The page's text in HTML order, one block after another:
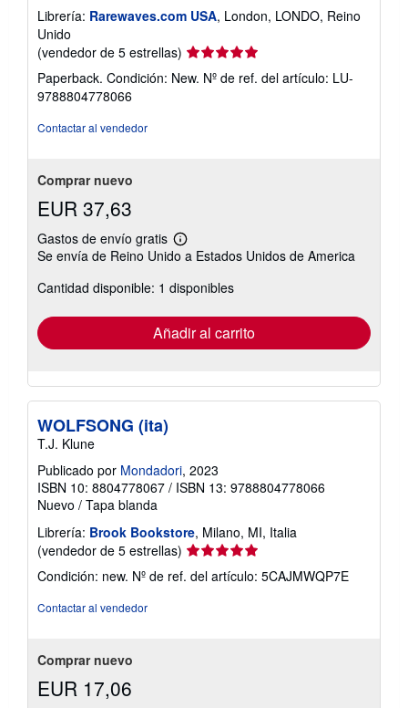
Librería: Rarewaves.com USA, London, LONDO, Reino
Unido
(vendedor de 5 estrellas) Calificación
vendedor:
Paperback. Condición: New. Nº de ref. del artículo: LU-
9788804778066
Contactar al vendedor
Comprar nuevo
EUR 37,63
Gastos de envío gratis
Más
información
las
tarifas
envío
Se envía de Reino Unido a Estados Unidos de America
Cantidad disponible: 1 disponibles
Añadir al carrito
WOLFSONG (ita)
T.J. Klune
Publicado por Mondadori, 2023
ISBN 10: 8804778067 / ISBN 13: 9788804778066
Nuevo / Tapa blanda
Librería: Brook Bookstore, Milano, MI, Italia
(vendedor de 5 estrellas) Calificación
del
vendedor:
Condición: new. Nº de ref. del artículo: 5CAJMWQP7E
Contactar al vendedor
Comprar nuevo
EUR 17,06